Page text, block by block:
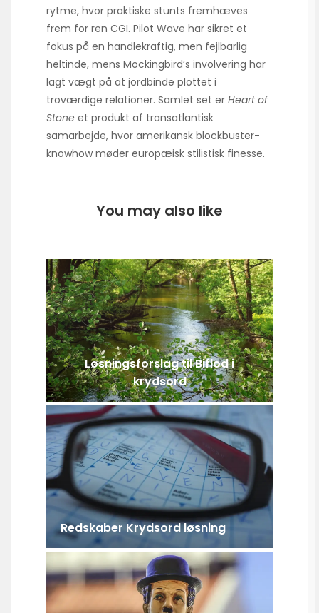
rytme, hvor praktiske stunts fremhæves
frem for ren CGI. Pilot Wave har sikret et
fokus på en handlekraftig, men fejlbarlig
heltinde, mens Mockingbird’s involvering har
lagt vægt på at jordbinde plottet i
troværdige relationer. Samlet set er Heart of
Stone et produkt af transatlantisk
samarbejde, hvor amerikansk blockbuster-
knowhow møder europæisk stilistisk finesse.
You may also like
Løsningsforslag til Biflod i
krydsord
Redskaber Krydsord løsning